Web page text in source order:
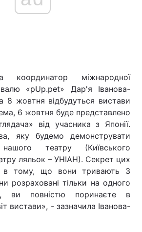
координатор міжнародної
«pUp.pet» Дар'я Іванова-
8 жовтня відбудуться вистави
6 жовтня буде представлено
від учасника з Японії.
яку будемо демонструвати
театру (Київського
ляльок – УНІАН). Секрет цих
в тому, що вони тривають 3
розраховані тільки на одного
ви повністю поринаєте в
вистави», - зазначила Іванова-